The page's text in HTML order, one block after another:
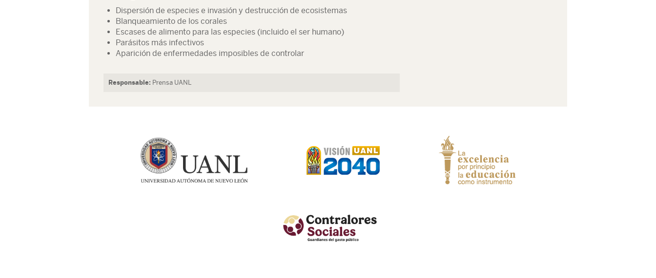
Dispersión de especies e invasión y destrucción de ecosistemas
Blanqueamiento de los corales
Escases de alimento para las especies (incluido el ser humano)
Parásitos más infectivos
Aparición de enfermedades imposibles de controlar
Responsable: Prensa UANL